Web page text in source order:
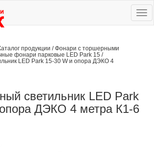
продукции /Фонари с торшерными
фонари парковые LED Park 15 /
LED Park 15-30 W и опора ДЭКО 4
светильник LED Park
ДЭКО 4 метра К1-6